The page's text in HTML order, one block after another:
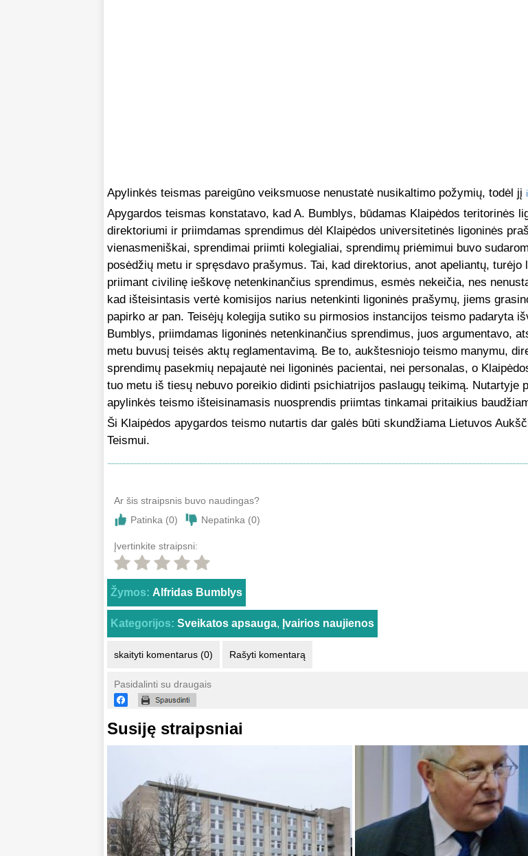
Apylinkės teismas pareigūno veiksmuose nenustatė nusikaltimo požymių, todėl jį
Apygardos teismas konstatavo, kad A. Bumblys, būdamas Klaipėdos teritorinės
direktoriumi ir priimdamas sprendimus dėl Klaipėdos universitetinės ligoninės
vienasmeniškai, sprendimai priimti kolegialiai, sprendimų priėmimui buvo
posėdžių metu ir spręsdavo prašymus. Tai, kad direktorius, anot apeliantų, turėjo
priimant civilinę ieškovę netenkinančius sprendimus, esmės nekeičia, nes
kad išteisintasis vertė komisijos narius netenkinti ligoninės prašymų, jiems
papirko ar pan. Teisėjų kolegija sutiko su pirmosios instancijos teismo padaryta
Bumblys, priimdamas ligoninės netenkinančius sprendimus, juos argumentavo,
metu buvusį teisės aktų reglamentavimą. Be to, aukštesniojo teismo manymu,
sprendimų pasekmių nepajautė nei ligoninės pacientai, nei personalas, o
tuo metu iš tiesų nebuvo poreikio didinti psichiatrijos paslaugų teikimą. Nutartyje
apylinkės teismo išteisinamasis nuosprendis priimtas tinkamai pritaikius
Ši Klaipėdos apygardos teismo nutartis dar galės būti skundžiama Lietuvos
Teismui.
Ar šis straipsnis buvo naudingas?
Patinka (0) Nepatinka (0)
Įvertinkite straipsni:
Žymos: Alfridas Bumblys
Kategorijos: Sveikatos apsauga, Įvairios naujienos
skaityti komentarus (0) Rašyti komentarą
Pasidalinti su draugais
Susiję straipsniai